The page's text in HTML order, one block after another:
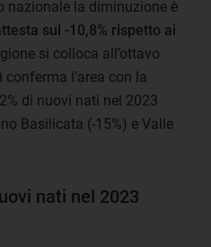
nazionale la diminuzione è
sul -10,8% rispetto ai
si colloca all’ottavo
l’area con la
di nuovi nati nel 2023
Basilicata (-15%) e Valle
nati nel 2023